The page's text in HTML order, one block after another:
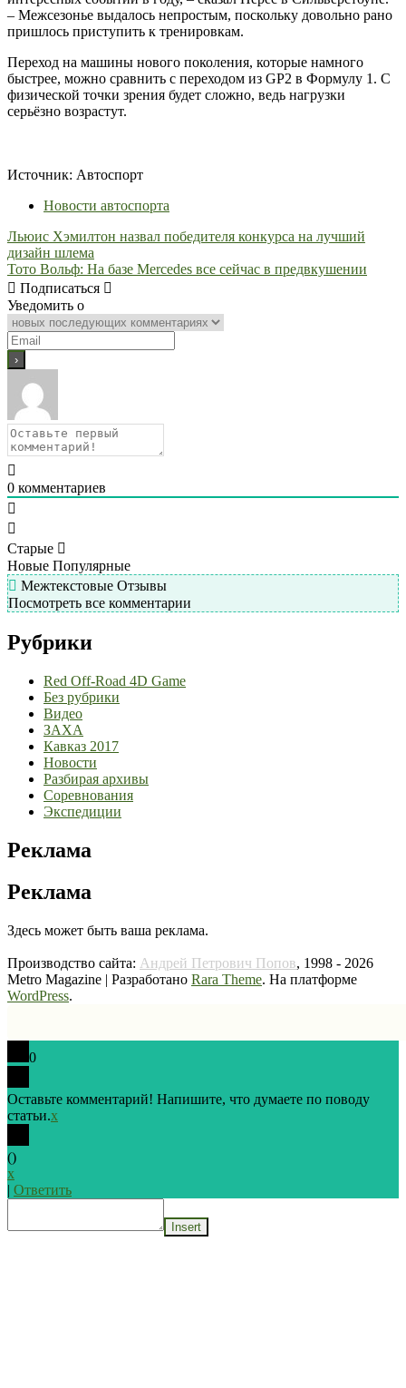
– Межсезонье выдалось непростым, поскольку довольно рано
пришлось приступить к тренировкам.
Переход на машины нового поколения, которые намного
быстрее, можно сравнить с переходом из GP2 в Формулу 1. С
физической точки зрения будет сложно, ведь нагрузки
серьёзно возрастут.
Источник: Автоспорт
Новости автоспорта
Навигация
по
записям
Льюис Хэмилтон назвал победителя конкурса на лучший
дизайн шлема
Тото Вольф: На базе Mercedes все сейчас в предвкушении
Подписаться
Уведомить о
0 комментариев
Старые
Новые Популярные
Межтекстовые Отзывы
Посмотреть все комментарии
Рубрики
Red Off-Road 4D Game
Без рубрики
Видео
ЗАХА
Кавказ 2017
Новости
Разбирая архивы
Соревнования
Экспедиции
Реклама
Реклама
Здесь может быть ваша реклама.
Производство сайта: Андрей Петрович Попов, 1998 - 2026
Metro Magazine | Разработано Rara Theme. На платформе
WordPress.
0
Оставьте комментарий! Напишите, что думаете по поводу
статьи.x
()
x
| Ответить
Insert